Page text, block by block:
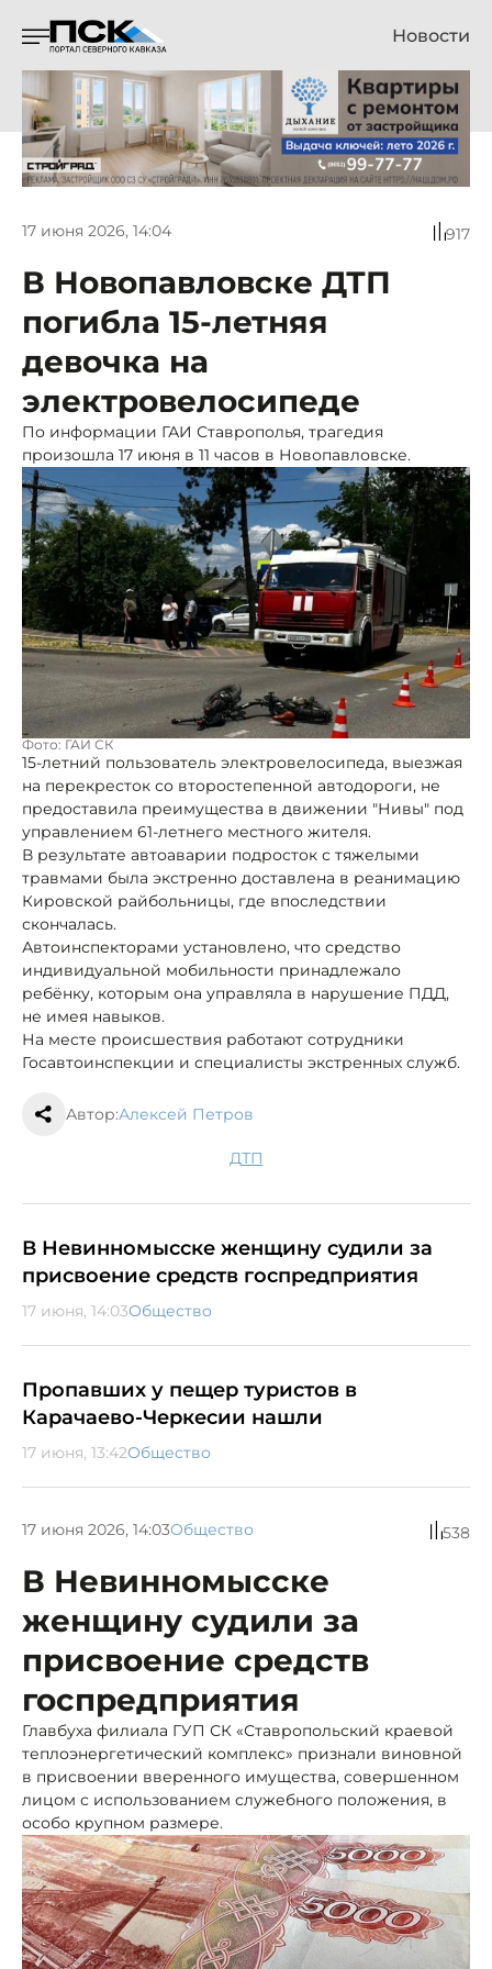
Новости
17 июня 2026, 14:04 917
В Новопавловске ДТП
погибла 15-летняя
девочка на
электровелосипеде
По информации ГАИ Ставрополья, трагедия
произошла 17 июня в 11 часов в Новопавловске.
Фото: ГАИ СК
15-летний пользователь электровелосипеда, выезжая
на перекресток со второстепенной автодороги, не
предоставила преимущества в движении "Нивы" под
управлением 61-летнего местного жителя.
В результате автоаварии подросток с тяжелыми
травмами была экстренно доставлена в реанимацию
Кировской райбольницы, где впоследствии
скончалась.
Автоинспекторами установлено, что средство
индивидуальной мобильности принадлежало
ребёнку, которым она управляла в нарушение ПДД,
не имея навыков.
На месте происшествия работают сотрудники
Госавтоинспекции и специалисты экстренных служб.
Автор:Алексей Петров
ДТП
В Невинномысске женщину судили за
присвоение средств госпредприятия
17 июня, 14:03Общество
Пропавших у пещер туристов в
Карачаево-Черкесии нашли
17 июня, 13:42Общество
17 июня 2026, 14:03Общество 538
В Невинномысске
женщину судили за
присвоение средств
госпредприятия
Главбуха филиала ГУП СК «Ставропольский краевой
теплоэнергетический комплекс» признали виновной
в присвоении вверенного имущества, совершенном
лицом с использованием служебного положения, в
особо крупном размере.